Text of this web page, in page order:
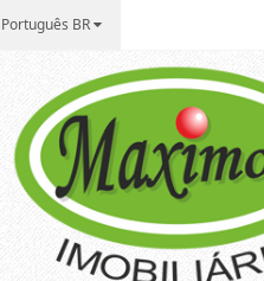
Português BR